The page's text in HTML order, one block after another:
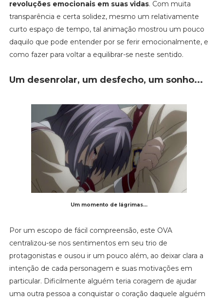
revoluções emocionais em suas vidas. Com muita
transparência e certa solidez, mesmo um relativamente
curto espaço de tempo, tal animação mostrou um pouco
daquilo que pode entender por se ferir emocionalmente, e
como fazer para voltar a equilibrar-se neste sentido.
Um desenrolar, um desfecho, um sonho...
Um momento de lágrimas...
Por um escopo de fácil compreensão, este OVA
centralizou-se nos sentimentos em seu trio de
protagonistas e ousou ir um pouco além, ao deixar clara a
intenção de cada personagem e suas motivações em
particular. Dificilmente alguém teria coragem de ajudar
uma outra pessoa a conquistar o coração daquele alguém